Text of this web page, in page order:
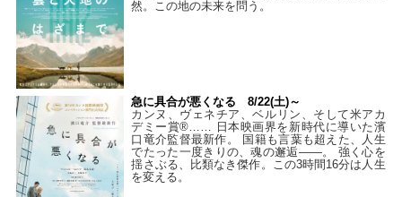
然。この地の未来を問う。
急に具合が悪くなる 8/22(土)～
カンヌ、ヴェネチア、ベルリン、そして米アカ
デミー賞®…… 日本映画界を新時代に導いた濱
口竜介監督最新作。 国籍も言葉も超えた、人生
でたった一度きりの、魂の邂逅――。 強く心を
揺さぶる、比類なき傑作。この3時間16分は人生
を変える。